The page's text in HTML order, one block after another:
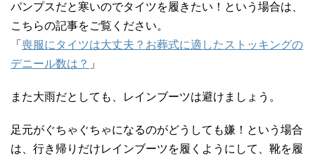
パンプスだと寒いのでタイツを履きたい！という場合は、
こちらの記事をご覧ください。
「 喪服にタイツは大丈夫？お葬式に適したストッキングの
デニール数は？ 」
また大雨だとしても、レインブーツは避けましょう。
足元がぐちゃぐちゃになるのがどうしても嫌！という場合
は、行き帰りだけレインブーツを履くようにして、靴を履